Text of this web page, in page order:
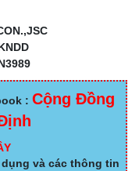
: Cộng Đồng
và các thông tin